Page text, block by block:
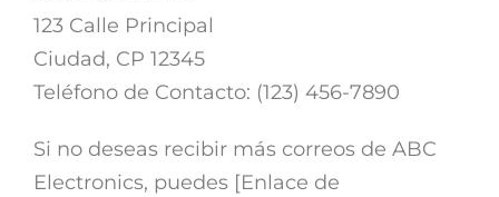
123 Calle Principal
Ciudad, CP 12345
Teléfono de Contacto: (123) 456-7890
Si no deseas recibir más correos de ABC
Electronics, puedes [Enlace de